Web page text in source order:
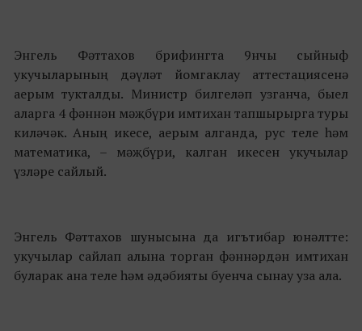
Энгель Фәттахов брифингта 9нчы сыйныф
укучыларының дәүләт йомгаклау аттестациясенә
аерым тукталды. Министр билгеләп узганча, быел
аларга 4 фәннән мәҗбүри имтихан тапшырырга туры
киләчәк. Аның икесе, аерым алганда, рус теле һәм
математика, – мәҗбүри, калган икесен укучылар
үзләре сайлый.
Энгель Фәттахов шунысына да игътибар юнәлтте:
укучылар сайлап алына торган фәннәрдән имтихан
буларак ана теле һәм әдәбияты буенча сынау уза ала.